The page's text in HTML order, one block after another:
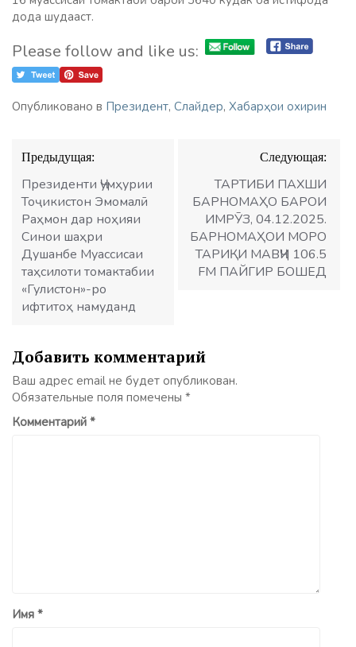
дода шудааст.
Please follow and like us:
Опубликовано в Президент, Слайдер, Хабарҳои охирин
Навигация
по
записям
Предыдущая:
Президенти Ҷумҳурии
Тоҷикистон Эмомалӣ
Раҳмон дар ноҳияи
Синои шаҳри
Душанбе Муассисаи
таҳсилоти томактабии
«Гулистон»-ро
ифтитоҳ намуданд
Следующая:
ТАРТИБИ ПАХШИ
БАРНОМАҲО БАРОИ
ИМРӮЗ, 04.12.2025.
БАРНОМАҲОИ МОРО
ТАРИҚИ МАВҶИ 106.5
FM ПАЙГИР БОШЕД
Добавить комментарий
Ваш адрес email не будет опубликован.
Обязательные поля помечены *
Комментарий *
Имя *